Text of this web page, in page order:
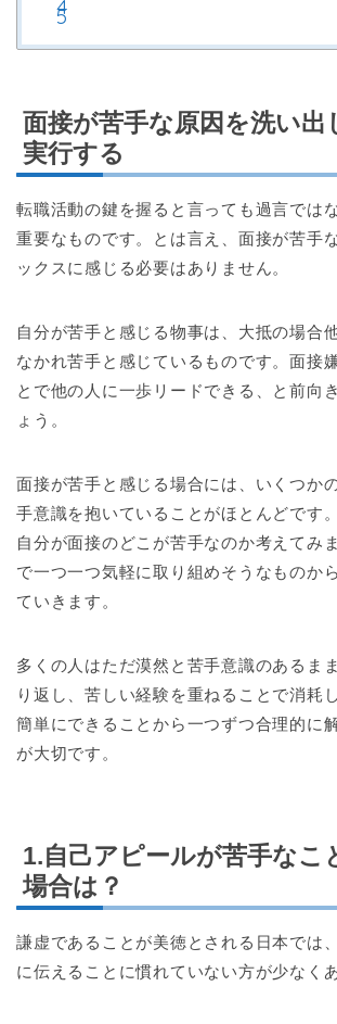
面接が苦手な原因を洗い出
実行する
転職活動の鍵を握ると言っても過言では
重要なものです。とは言え、面接が苦手
ックスに感じる必要はありません。
自分が苦手と感じる物事は、大抵の場合
なかれ苦手と感じているものです。面接
とで他の人に一歩リードできる、と前向
ょう。
面接が苦手と感じる場合には、いくつか
手意識を抱いていることがほとんどです
自分が面接のどこが苦手なのか考えてみ
で一つ一つ気軽に取り組めそうなものか
ていきます。
多くの人はただ漠然と苦手意識のあるま
り返し、苦しい経験を重ねることで消耗
簡単にできることから一つずつ合理的に
が大切です。
1.自己アピールが苦手なこ
場合は？
謙虚であることが美徳とされる日本では
に伝えることに慣れていない方が少なく